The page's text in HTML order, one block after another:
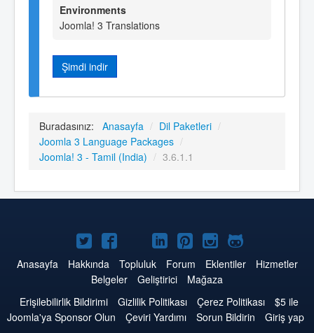
Environments
Joomla! 3 Translations
Şimdi indir
Buradasınız: Anasayfa / Dil Paketleri /
Joomla 3 Language Packages /
Joomla! 3 - Tamil (India) / 3.6.1.1
Twitter'da
Joomla
Facebook'da
Joomla
YouTube'da
Joomla
LinkedIn'de
Joomla
Pinterest'de
Joomla
Instagram'da
Joomla
GitHub'da
Joomla
Anasayfa Hakkında Topluluk Forum Eklentiler
Hizmetler
Belgeler
Geliştirici
Mağaza
Erişilebilirlik Bildirimi
Gizlilik Politikası Çerez Politikası
$5 ile
Joomla'ya Sponsor Olun
Çeviri Yardımı Sorun Bildirin
Giriş yap